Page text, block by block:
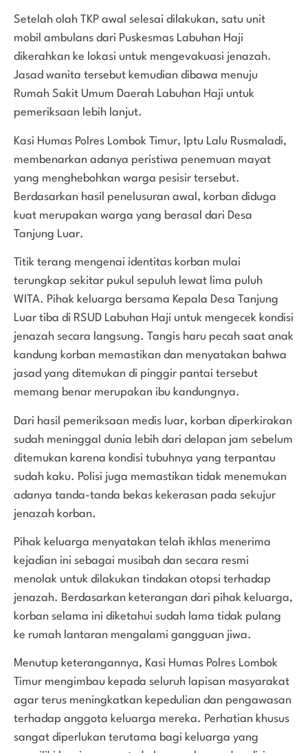
Setelah olah TKP awal selesai dilakukan, satu unit
mobil ambulans dari Puskesmas Labuhan Haji
dikerahkan ke lokasi untuk mengevakuasi jenazah.
Jasad wanita tersebut kemudian dibawa menuju
Rumah Sakit Umum Daerah Labuhan Haji untuk
pemeriksaan lebih lanjut.
Kasi Humas Polres Lombok Timur, Iptu Lalu Rusmaladi,
membenarkan adanya peristiwa penemuan mayat
yang menghebohkan warga pesisir tersebut.
Berdasarkan hasil penelusuran awal, korban diduga
kuat merupakan warga yang berasal dari Desa
Tanjung Luar.
Titik terang mengenai identitas korban mulai
terungkap sekitar pukul sepuluh lewat lima puluh
WITA. Pihak keluarga bersama Kepala Desa Tanjung
Luar tiba di RSUD Labuhan Haji untuk mengecek kondisi
jenazah secara langsung. Tangis haru pecah saat anak
kandung korban memastikan dan menyatakan bahwa
jasad yang ditemukan di pinggir pantai tersebut
memang benar merupakan ibu kandungnya.
Dari hasil pemeriksaan medis luar, korban diperkirakan
sudah meninggal dunia lebih dari delapan jam sebelum
ditemukan karena kondisi tubuhnya yang terpantau
sudah kaku. Polisi juga memastikan tidak menemukan
adanya tanda-tanda bekas kekerasan pada sekujur
jenazah korban.
Pihak keluarga menyatakan telah ikhlas menerima
kejadian ini sebagai musibah dan secara resmi
menolak untuk dilakukan tindakan otopsi terhadap
jenazah. Berdasarkan keterangan dari pihak keluarga,
korban selama ini diketahui sudah lama tidak pulang
ke rumah lantaran mengalami gangguan jiwa.
Menutup keterangannya, Kasi Humas Polres Lombok
Timur mengimbau kepada seluruh lapisan masyarakat
agar terus meningkatkan kepedulian dan pengawasan
terhadap anggota keluarga mereka. Perhatian khusus
sangat diperlukan terutama bagi keluarga yang